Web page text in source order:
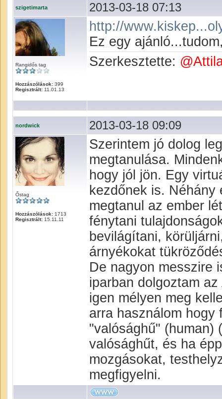
szigetimarta 2013-03-18 07:13
Rangidős tag
Hozzászólások: 399
Regisztrált: 11.01.13
http://
Ez egy
Szerkesztette:
nordwick 2013-03-18 09:09
Őstag
Hozzászólások: 1713
Regisztrált: 15.11.11
Szerintem jó dolog
megtanulása.
hogy jól jön. Egy
kezdőnek is.
megtanul az ember
fénytani
bevilágítani,
árnyékokat
De nagyon messzire
iparban dolgoztam
igen mélyen meg
arra használom hogy
"valósághű" (human)
valósághűt, és ha
mozgásokat,
megfigyelni.